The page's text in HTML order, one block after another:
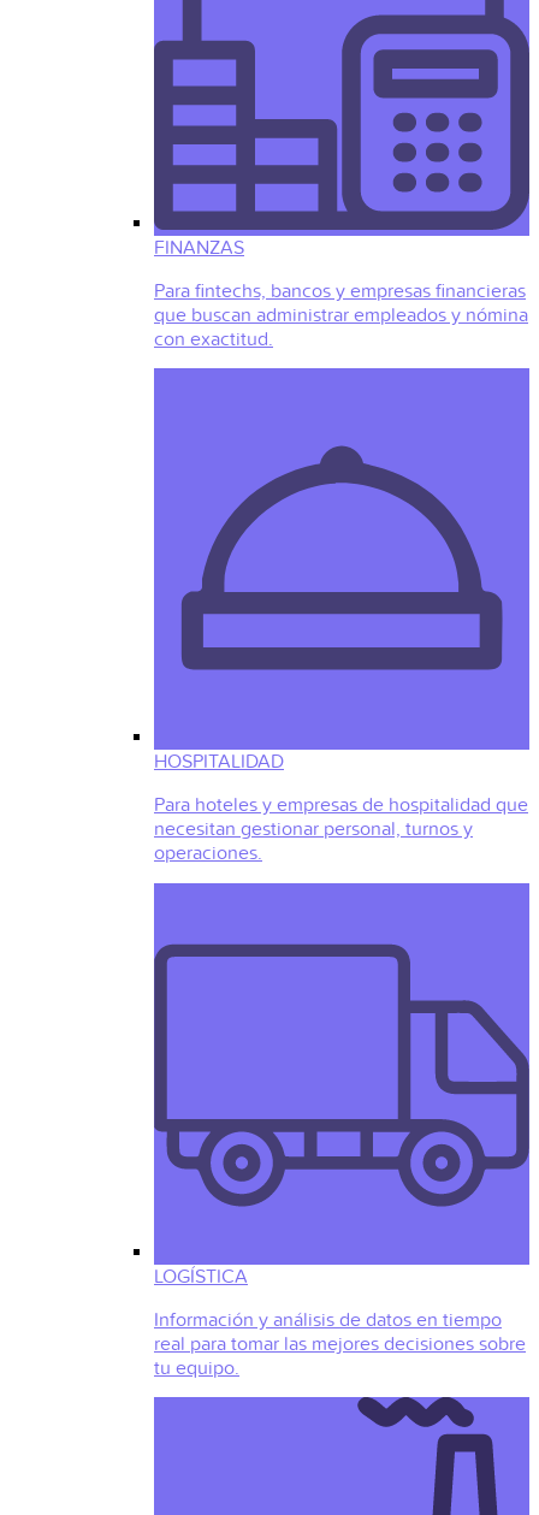
FINANZAS
Para fintechs, bancos y empresas financieras
que buscan administrar empleados y nómina
con exactitud.
HOSPITALIDAD
Para hoteles y empresas de hospitalidad que
necesitan gestionar personal, turnos y
operaciones.
LOGÍSTICA
Información y análisis de datos en tiempo
real para tomar las mejores decisiones sobre
tu equipo.